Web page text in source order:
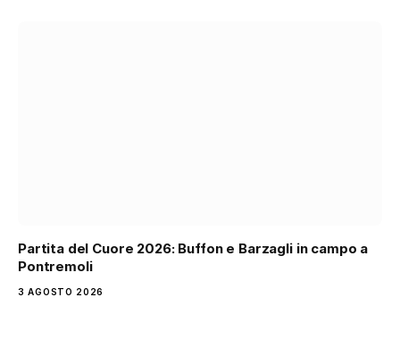
Partita del Cuore 2026: Buffon e Barzagli in campo a
Pontremoli
3 AGOSTO 2026